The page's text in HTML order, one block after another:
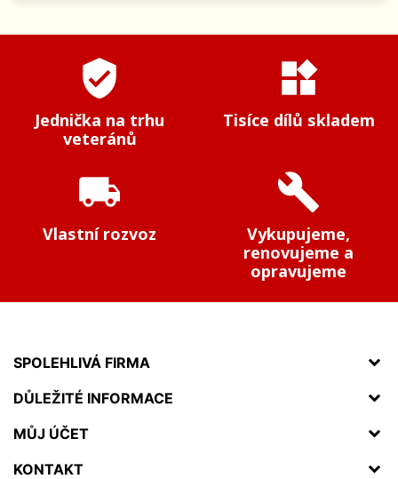
verified_user
Jednička na trhu
veteránů
widgets
Tisíce dílů skladem
local_shipping
Vlastní rozvoz
build
Vykupujeme,
renovujeme a
opravujeme
SPOLEHLIVÁ FIRMA
DŮLEŽITÉ INFORMACE
MŮJ ÚČET
KONTAKT